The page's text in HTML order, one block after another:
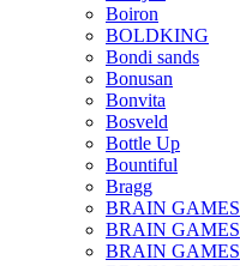
Boiron
BOLDKING
Bondi sands
Bonusan
Bonvita
Bosveld
Bottle Up
Bountiful
Bragg
BRAIN GAMES
BRAIN GAMES
BRAIN GAMES